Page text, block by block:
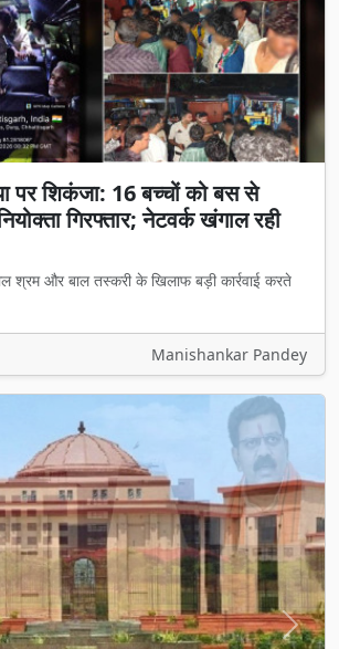
पर शिकंजा: 16 बच्चों को बस से
गिरफ्तार; नेटवर्क खंगाल रही
श्रम और बाल तस्करी के खिलाफ बड़ी कार्रवाई करते
Manishankar Pandey
Next